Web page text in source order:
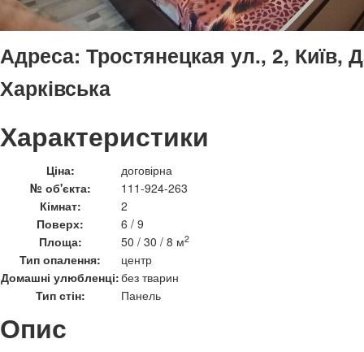
Адреса: Тростянецкая ул., 2, Київ,
Харківська
Характеристики
Ціна:
договірна
№ об'єкта:
111-924-263
Кімнат:
2
Поверх:
6 / 9
Площа:
50 / 30 / 8 м2
Тип опалення:
центр
Домашні улюбленці:без тварин
Тип стін:
Панель
Опис